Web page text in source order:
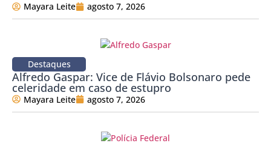
Mayara Leite agosto 7, 2026
Destaques
Alfredo Gaspar: Vice de Flávio Bolsonaro pede
celeridade em caso de estupro
Mayara Leite agosto 7, 2026